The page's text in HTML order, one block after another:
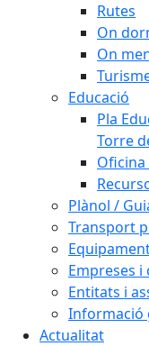
Rutes
On
On
Educació
Pla
Torre
Plànol /
Transport
Empreses i
Entitats i
Informació
Actualitat